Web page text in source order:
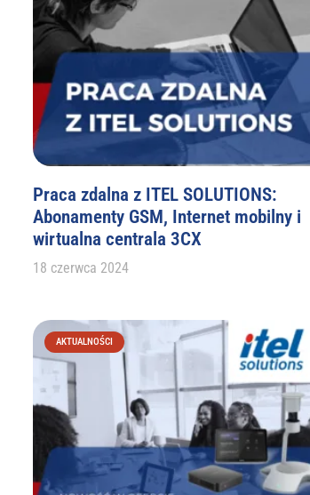
Praca zdalna z ITEL SOLUTIONS:
Abonamenty GSM, Internet mobilny i
wirtualna centrala 3CX
18 czerwca 2024
AKTUALNOŚCI